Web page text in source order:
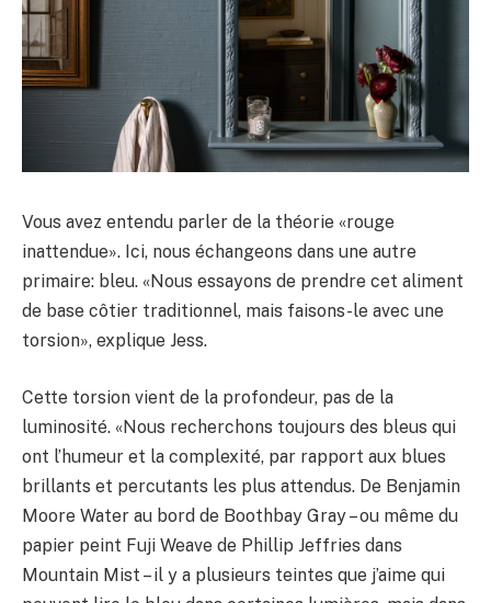
Vous avez entendu parler de la théorie «rouge
inattendue». Ici, nous échangeons dans une autre
primaire: bleu. «Nous essayons de prendre cet aliment
de base côtier traditionnel, mais faisons-le avec une
torsion», explique Jess.
Cette torsion vient de la profondeur, pas de la
luminosité. «Nous recherchons toujours des bleus qui
ont l’humeur et la complexité, par rapport aux blues
brillants et percutants les plus attendus. De Benjamin
Moore Water au bord de Boothbay Gray – ou même du
papier peint Fuji Weave de Phillip Jeffries dans
Mountain Mist – il y a plusieurs teintes que j’aime qui